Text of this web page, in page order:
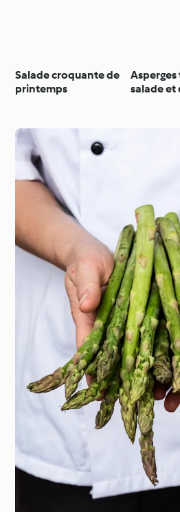
Salade croquante de
printemps
Asperges
salade